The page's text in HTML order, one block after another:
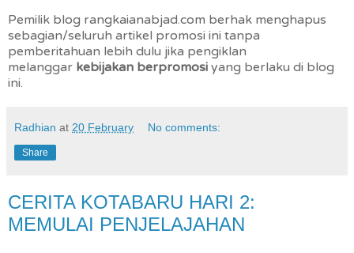
Pemilik blog rangkaianabjad.com berhak menghapus
sebagian/seluruh artikel promosi ini tanpa
pemberitahuan lebih dulu jika pengiklan
melanggar kebijakan berpromosi yang berlaku di blog
ini.
Radhian at 20 February No comments:
Share
CERITA KOTABARU HARI 2:
MEMULAI PENJELAJAHAN